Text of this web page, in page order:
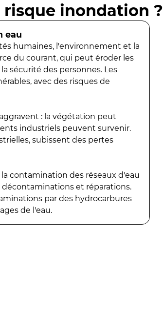
inondation ?
eau
humaines, l'environnement et la
du courant, qui peut éroder les
sécurité des personnes. Les
avec des risques de
: la végétation peut
industriels peuvent survenir.
subissent des pertes
contamination des réseaux d'eau
et réparations.
par des hydrocarbures
de l'eau.